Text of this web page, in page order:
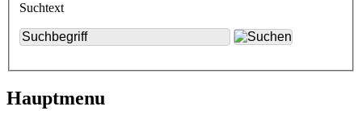
Suchtext
Hauptmenu